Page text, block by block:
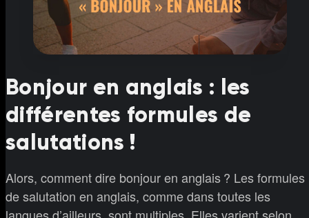
Bonjour en anglais : les
différentes formules de
salutations !
Alors, comment dire bonjour en anglais ? Les formules
de salutation en anglais, comme dans toutes les
langues d’ailleurs, sont multiples. Elles varient selon